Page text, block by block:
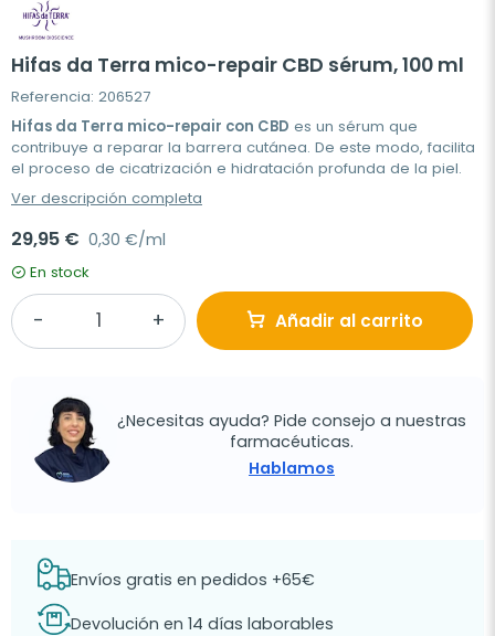
Hifas da Terra mico-repair CBD sérum, 100 ml
Referencia: 206527
Hifas da Terra mico-repair con CBD es un sérum que
contribuye a reparar la barrera cutánea. De este modo, facilita
el proceso de cicatrización e hidratación profunda de la piel.
Ver descripción completa
29,95 € 0,30 €/ml
En stock
Añadir al carrito
¿Necesitas ayuda? Pide consejo a nuestras
farmacéuticas.
Hablamos
Envíos gratis en pedidos +65€
Devolución en 14 días laborables